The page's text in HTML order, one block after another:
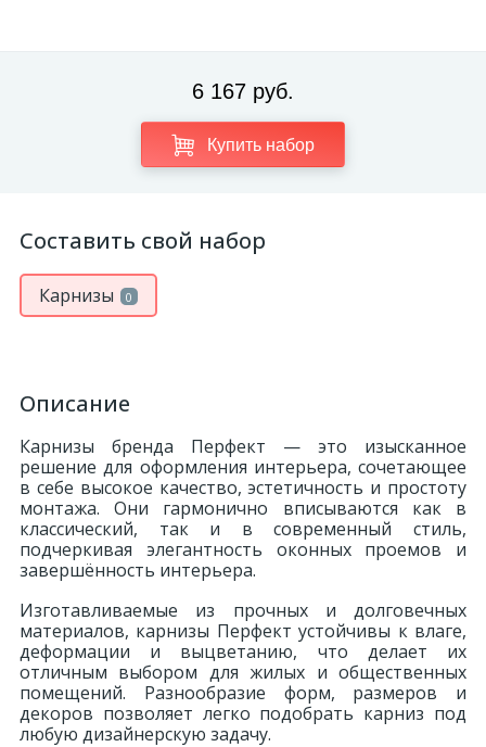
6 167 руб.
Купить набор
Составить свой набор
Карнизы 0
Описание
Карнизы бренда Перфект — это изысканное
решение для оформления интерьера, сочетающее
в себе высокое качество, эстетичность и простоту
монтажа. Они гармонично вписываются как в
классический, так и в современный стиль,
подчеркивая элегантность оконных проемов и
завершённость интерьера.
Изготавливаемые из прочных и долговечных
материалов, карнизы Перфект устойчивы к влаге,
деформации и выцветанию, что делает их
отличным выбором для жилых и общественных
помещений. Разнообразие форм, размеров и
декоров позволяет легко подобрать карниз под
любую дизайнерскую задачу.